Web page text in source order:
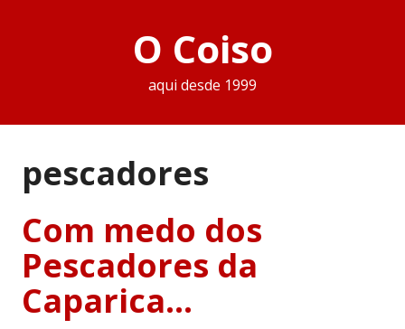
O Coiso
aqui desde 1999
pescadores
Com medo dos
Pescadores da
Caparica…